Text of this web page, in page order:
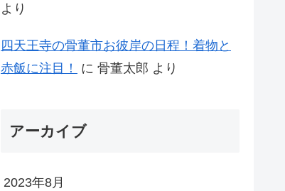
より
四天王寺の骨董市お彼岸の日程！着物と
赤飯に注目！
に 骨董太郎 より
アーカイブ
2023年8月